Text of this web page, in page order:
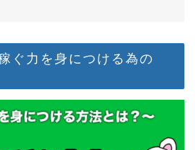
ぐ力を身につける為の